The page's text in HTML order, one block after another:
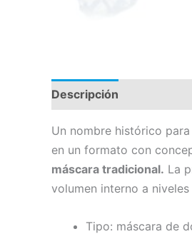
Descripción
Un nombre histórico
en un formato con
máscara tradicional. La
volumen interno a
Tipo: máscara de